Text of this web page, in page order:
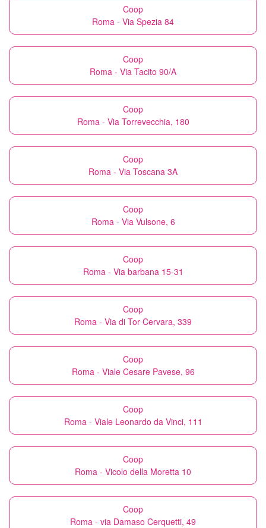
Coop
Roma - Via Spezia 84
Coop
Roma - Via Tacito 90/A
Coop
Roma - Via Torrevecchia, 180
Coop
Roma - Via Toscana 3A
Coop
Roma - Via Vulsone, 6
Coop
Roma - Via barbana 15-31
Coop
Roma - Via di Tor Cervara, 339
Coop
Roma - Viale Cesare Pavese, 96
Coop
Roma - Viale Leonardo da Vinci, 111
Coop
Roma - Vicolo della Moretta 10
Coop
Roma - via Damaso Cerquetti, 49